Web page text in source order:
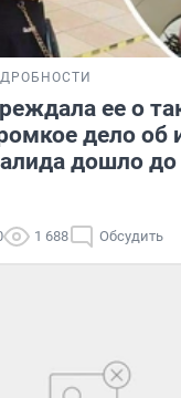
ее о
дело об
дошло до
1 688 Обсудить